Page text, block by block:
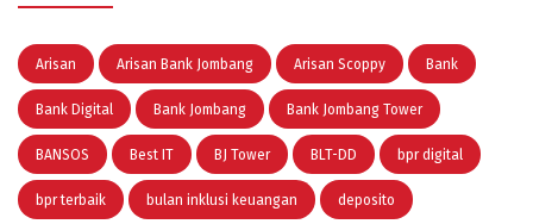
Arisan Arisan Bank Jombang Arisan Scoppy Bank
Bank Digital Bank Jombang Bank Jombang Tower
BANSOS Best IT BJ Tower BLT-DD bpr digital
bpr terbaik bulan inklusi keuangan deposito